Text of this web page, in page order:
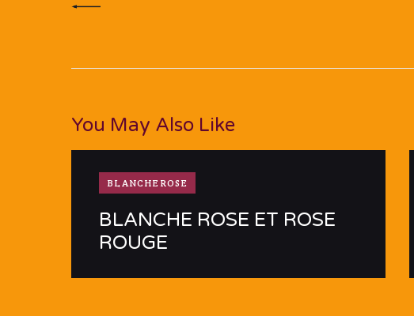
You May Also Like
BLANCHEROSE
BLANCHE ROSE ET ROSE
ROUGE